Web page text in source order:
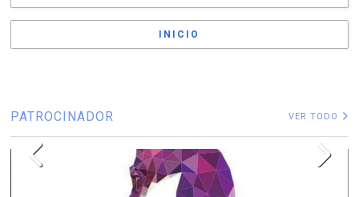
INICIO
PATROCINADOR VER TODO